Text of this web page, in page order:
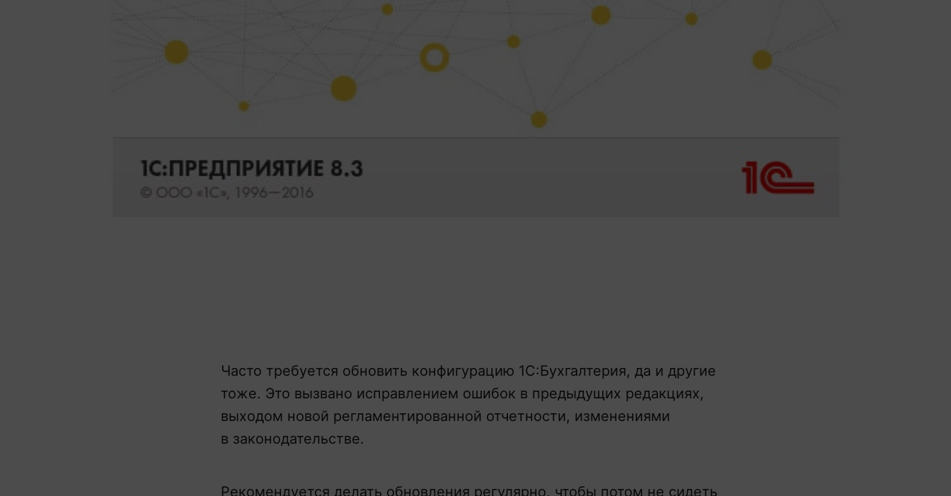
Часто требуется обновить конфигурацию 1С:Бухгалтерия, да и другие
тоже. Это вызвано исправлением ошибок в предыдущих редакциях,
выходом новой регламентированной отчетности, изменениями
в законодательстве.
Рекомендуется делать обновления регулярно, чтобы потом не сидеть